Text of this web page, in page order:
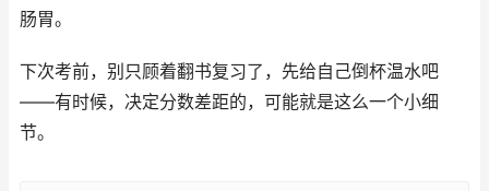
肠胃。
下次考前，别只顾着翻书复习了，先给自己倒杯温水吧
——有时候，决定分数差距的，可能就是这么一个小细
节。